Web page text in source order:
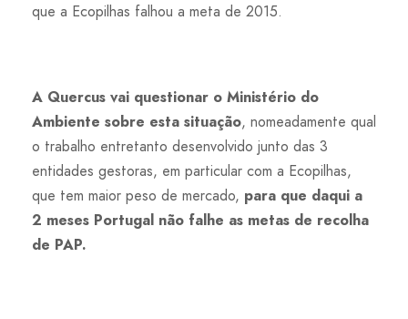
que a Ecopilhas falhou a meta de 2015.
A Quercus vai questionar o Ministério do
Ambiente sobre esta situação, nomeadamente qual
o trabalho entretanto desenvolvido junto das 3
entidades gestoras, em particular com a Ecopilhas,
que tem maior peso de mercado, para que daqui a
2 meses Portugal não falhe as metas de recolha
de PAP.